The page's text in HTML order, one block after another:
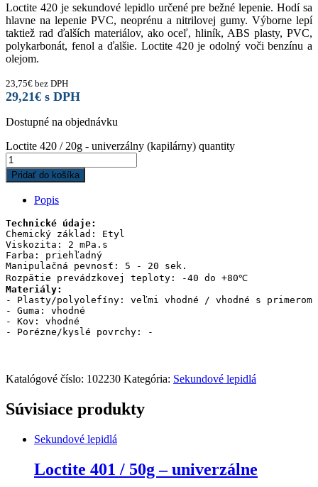
Loctite 420 je sekundové lepidlo určené pre bežné lepenie. Hodí sa
hlavne na lepenie PVC, neoprénu a nitrilovej gumy. Výborne lepí
taktiež rad ďalších materiálov, ako oceľ, hliník, ABS plasty, PVC,
polykarbonát, fenol a ďalšie. Loctite 420 je odolný voči benzínu a
olejom.
23,75€ bez DPH
29,21€ s DPH
Dostupné na objednávku
Loctite 420 / 20g - univerzálny (kapilárny) quantity
Pridať do košíka
Popis
Chemický základ: Etyl
Viskozita: 2 mPa.s
Farba: priehľadný
Manipulačná pevnosť: 5 - 20 sek.
Materiály:
- Plasty/polyolefíny: veľmi vhodné / vhodné s primerom
- Guma: vhodné
- Kov: vhodné
- Porézne/kyslé povrchy: -
Katalógové číslo: 102230 Kategória: Sekundové lepidlá
Súvisiace produkty
Sekundové lepidlá
Loctite 401 / 50g – univerzálne